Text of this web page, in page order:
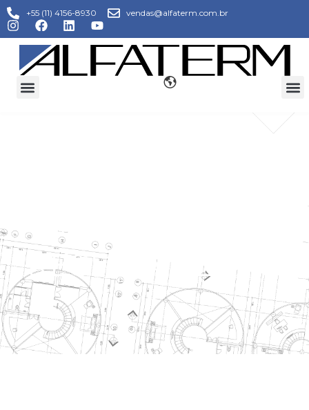
+55 (11) 4156-8930 vendas@alfaterm.com.br
RESFRIAMENTO